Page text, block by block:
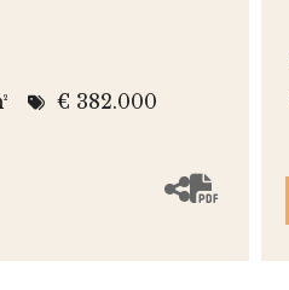
€ 382.000